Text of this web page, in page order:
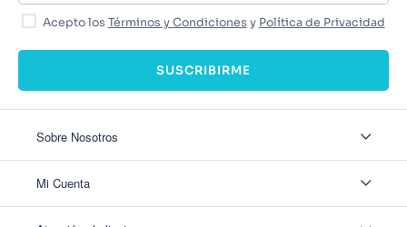
Acepto los Términos y Condiciones y Política de Privacidad
SUSCRIBIRME
Sobre Nosotros
Nuestas tiendas
Mi Cuenta